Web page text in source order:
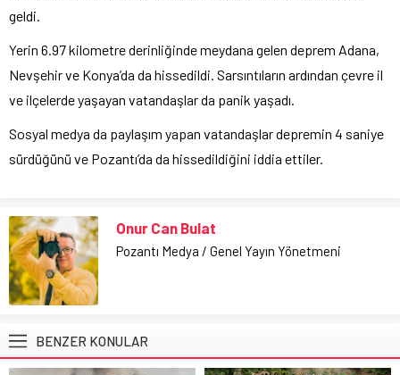
geldi.
Yerin 6.97 kilometre derinliğinde meydana gelen deprem Adana,
Nevşehir ve Konya’da da hissedildi. Sarsıntıların ardından çevre il
ve ilçelerde yaşayan vatandaşlar da panik yaşadı.
Sosyal medya da paylaşım yapan vatandaşlar depremin 4 saniye
sürdüğünü ve Pozantı’da da hissedildiğini iddia ettiler.
Onur Can Bulat
Pozantı Medya / Genel Yayın Yönetmeni
BENZER KONULAR